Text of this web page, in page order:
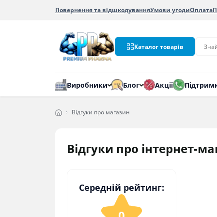
Повернення та відшкодуванняУмови угодиОплата
Каталог товарів
Виробники Блог Акції
Відгуки про магазин
Відгуки про інтернет-
Середній рейтинг: